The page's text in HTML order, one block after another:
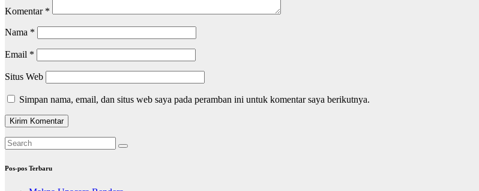
Komentar *
Nama *
Email *
Situs Web
Simpan nama, email, dan situs web saya pada peramban ini untuk komentar saya berikutnya.
Pos-pos Terbaru